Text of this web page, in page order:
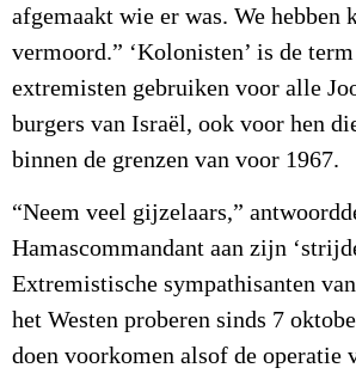
afgemaakt wie er was. We hebben
vermoord.” ‘Kolonisten’ is de
extremisten gebruiken voor alle
burgers van Israël, ook voor hen
binnen de grenzen van voor 1967.
“Neem veel gijzelaars,”
Hamascommandant aan zijn
Extremistische sympathisanten
het Westen proberen sinds 7
doen voorkomen alsof de operatie